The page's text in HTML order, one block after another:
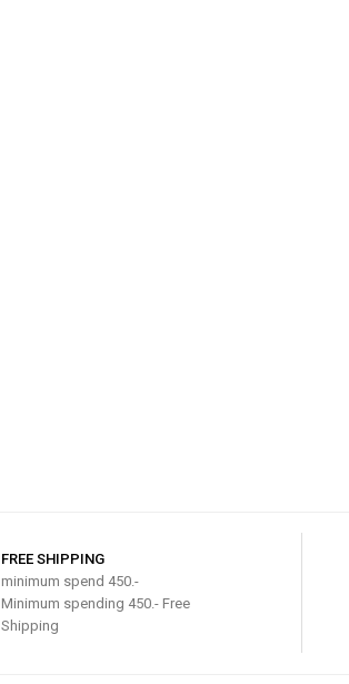
FREE SHIPPING
minimum spend 450.-
Minimum spending 450.- Free
Shipping